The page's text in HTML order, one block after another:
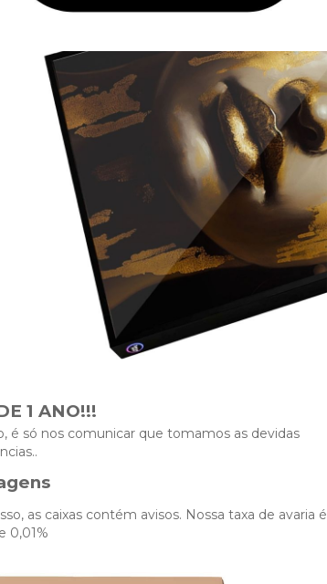
1 ANO!!!
é só nos comunicar que tomamos as devidas
as caixas contém avisos. Nossa taxa de avaria é
0,01%